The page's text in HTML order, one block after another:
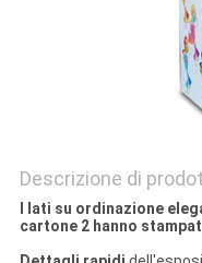
Descrizione di
I lati su ordinazione
cartone 2 hanno